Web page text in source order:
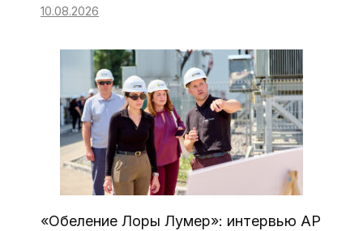
10.08.2026
«Обеление Лоры Лумер»: интервью AP